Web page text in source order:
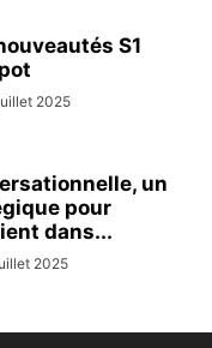
S1
2025
un
pour
dans...
2025